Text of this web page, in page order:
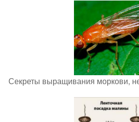
Секреты выращивания моркови,